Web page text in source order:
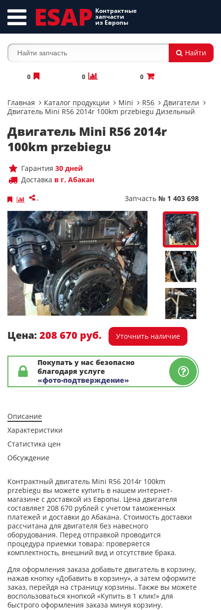
ESAP Контрактные
запчасти
из Европы
Найти
0 0 0
Главная Каталог продукции Mini R56
Двигатели
Двигатель Mini R56 2014r 100km przebiegu Дизельный
Двигатель Mini R56 2014r
100km przebiegu
Гарантия 30 дней
Доставка в г. Абакан
Запчасть № 1 403 698
Цена: 208 670 руб. Уточнить наличие
Покупать у нас безопасно
благодаря услуге
«фото-подтверждение»
Описание
Характеристики
Статистика цен
Обсуждение
Контрактный двигатель Mini R56 2014r 100km
przebiegu вы можете купить в нашем интернет-
магазине с доставкой из Европы. Цена двигателя
составляет 208 670 рублей с учетом таможенных
платежей и доставки до Абакана. Стоимость доставки
рассчитана для двигателя без навесного
оборудования. Перед отправкой проводится
процедура приемки товара: проверяется
комплектность, внешний вид и отсутствие брака.
Для оформления заказа добавьте двигатель в корзину,
нажав кнопку «Добавить в корзину», а затем оформите
заказ, перейдя на страницу корзины. Также вы можете
воспользоваться кнопкой «Купить в 1 клик!» для
быстрого оформления заказа минуя корзину.